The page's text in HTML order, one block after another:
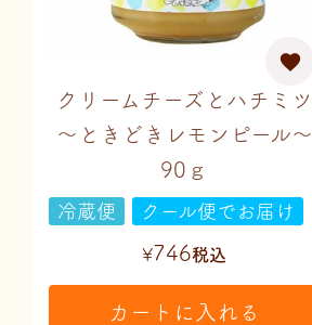
クリームチーズとハチミツ
～ときどきレモンピール～
90ｇ
冷蔵便 クール便でお届け
¥746税込
カートに入れる